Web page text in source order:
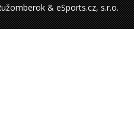
& eSports.cz, s.r.o.